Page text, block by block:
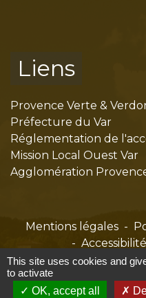
Liens
Provence Verte &
Préfecture du Var
Réglementation de
Mission Local Ouest Var
Agglomération
Mentions légales -
- Accessibilité
Gestion
Site créé en
This site uses cookies and
to activate
OK, accept all